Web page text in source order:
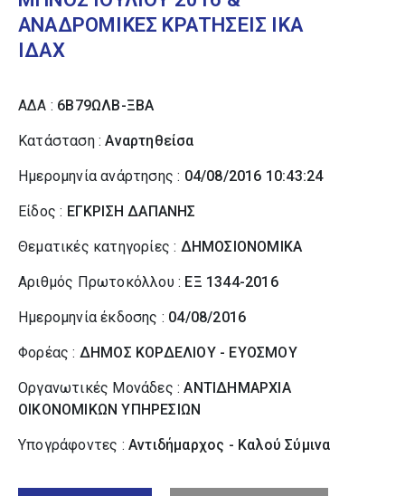
ΑΝΑΔΡΟΜΙΚΕΣ ΚΡΑΤΗΣΕΙΣ ΙΚΑ
ΙΔΑΧ
ΑΔΑ : 6Β79ΩΛΒ-ΞΒΑ
Κατάσταση :Αναρτηθείσα
Ημερομηνία ανάρτησης : 04/08/2016 10:43:24
Είδος : ΕΓΚΡΙΣΗ ΔΑΠΑΝΗΣ
Θεματικές κατηγορίες : ΔΗΜΟΣΙΟΝΟΜΙΚΑ
Αριθμός Πρωτοκόλλου : ΕΞ 1344-2016
Ημερομηνία έκδοσης : 04/08/2016
Φορέας : ΔΗΜΟΣ ΚΟΡΔΕΛΙΟΥ - ΕΥΟΣΜΟΥ
Οργανωτικές Μονάδες :ΑΝΤΙΔΗΜΑΡΧΙΑ
ΟΙΚΟΝΟΜΙΚΩΝ ΥΠΗΡΕΣΙΩΝ
Υπογράφοντες : Αντιδήμαρχος - Καλού Σύµινα